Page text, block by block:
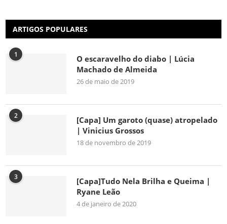
ARTIGOS POPULARES
1
O escaravelho do diabo | Lúcia
Machado de Almeida
26 de maio de 2019
2
[Capa] Um garoto (quase) atropelado
| Vinicius Grossos
18 de novembro de 2019
3
[Capa]Tudo Nela Brilha e Queima |
Ryane Leão
4 de janeiro de 2020